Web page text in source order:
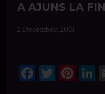
A AJUNS LA
2 December, 2013
Facebook